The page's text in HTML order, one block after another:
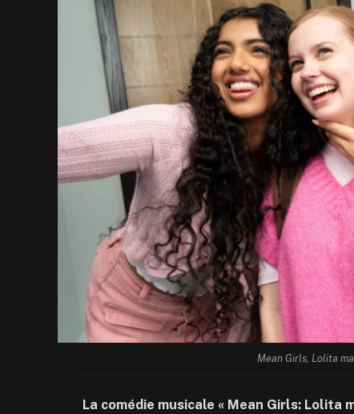
Mean Girls, Lolita
La comédie musicale « Mean Girls: Lolita